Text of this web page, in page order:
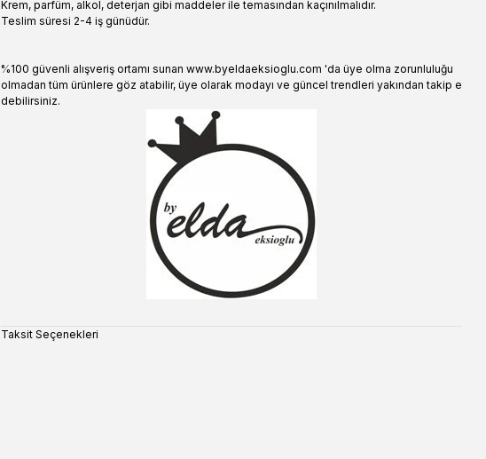
Krem, parfüm, alkol, deterjan gibi maddeler ile temasından kaçınılmalıdır.
Teslim süresi 2-4 iş günüdür.
%100 güvenli alışveriş ortamı sunan www.byeldaeksioglu.com 'da üye olma zorunluluğu
olmadan tüm ürünlere göz atabilir, üye olarak modayı ve güncel trendleri yakından takip e
debilirsiniz.
Taksit Seçenekleri